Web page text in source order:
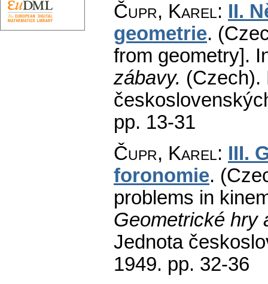
Čupr, Karel: II.
geometrie.
from geometry].
zábavy. (Czech).
pp. 13-31
Čupr, Karel: III.
foronomie.
problems in
Geometrické hry
Jednota
1949. pp. 32-36